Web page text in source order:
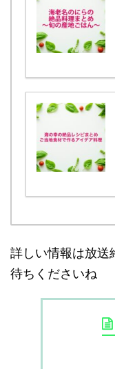
詳しい情報は放送
待ちくださいね